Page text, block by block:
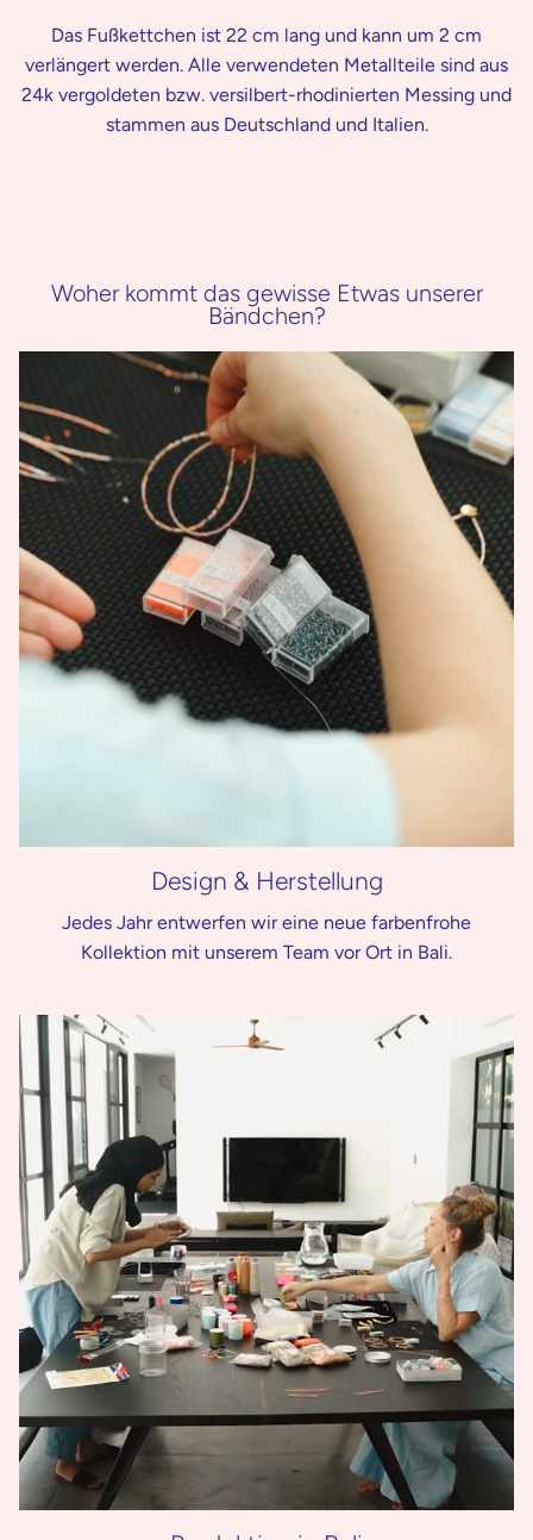
Das Fußkettchen ist 22 cm lang und kann um 2 cm
verlängert werden. Alle verwendeten Metallteile sind aus
24k vergoldeten bzw. versilbert-rhodinierten Messing und
stammen aus Deutschland und Italien.
Woher kommt das gewisse Etwas unserer
Bändchen?
Design & Herstellung
Jedes Jahr entwerfen wir eine neue farbenfrohe
Kollektion mit unserem Team vor Ort in Bali.